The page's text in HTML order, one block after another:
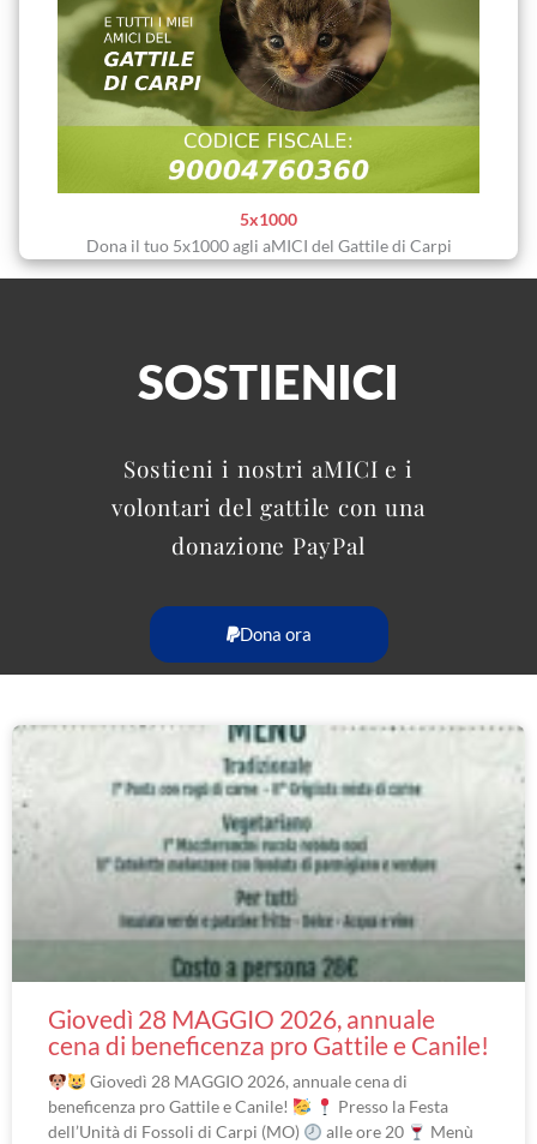
5x1000
Dona il tuo 5x1000 agli aMICI del Gattile di Carpi
SOSTIENICI
Sostieni i nostri aMICI e i
volontari del gattile con una
donazione PayPal
Dona ora
Giovedì 28 MAGGIO 2026, annuale
cena di beneficenza pro Gattile e Canile!
Giovedì 28 MAGGIO 2026, annuale cena di
beneficenza pro Gattile e Canile!
Presso la Festa
dell’Unità di Fossoli di Carpi (MO)
alle ore 20
Menù